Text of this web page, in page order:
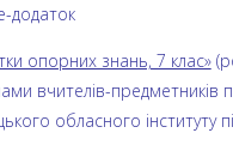
додаток
опорних знань, 7 клас»
вчителів-предметників
обласного інституту